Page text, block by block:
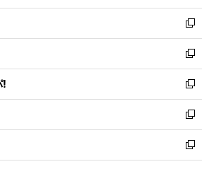
開
く
ウ
で
開
く
ン
ド
ウ
で
開
く
ウ
ィ
ン
ド
ウ
で
開
く
新
し
い
ウ
ィ
ン
ド
ウ
で
開
新
し
い
ウ
ィ
ン
ド
ウ
!
新
し
い
ウ
ィ
ン
新
し
い
ウ
新
し